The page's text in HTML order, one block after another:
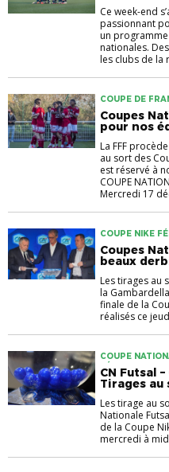
Ce week-end
passionnant
un
nationales.
les clubs de la
COUPE DE
NATIONALE
U18
Coupes
pour nos
La FFF
au sort des
est réservé à
COUPE
Mercredi 17
COUPE NIKE
Coupes
beaux
Les tirages au
la
finale de la
réalisés ce
COUPE
FÉMININE U18
CN Futsal
Tirages au
Les tirage au
Nationale
de la Coupe
mercredi à